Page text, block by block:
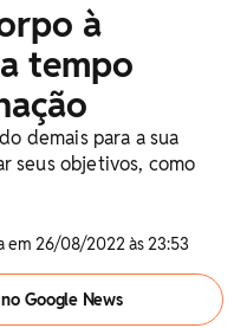
à
tempo
demais para a sua
seus objetivos, como
em 26/08/2022 às 23:53
Google News